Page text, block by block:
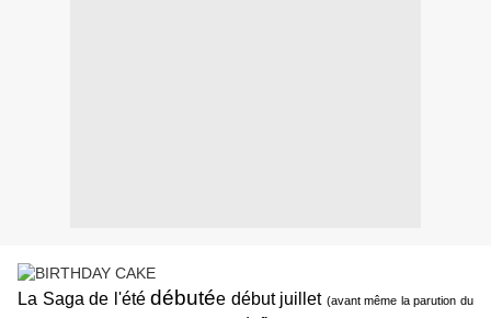
La Saga de l'étédébutée début juillet (avant même la parution du